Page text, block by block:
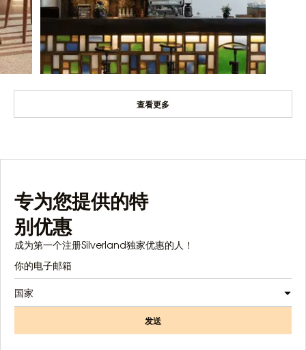
查看更多
专为您提供的特
别优惠
成为第一个注册Silverland独家优惠的人！
国家
发送